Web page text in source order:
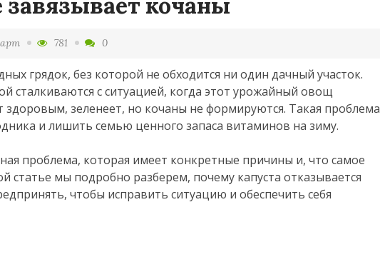
781 0
грядок, без которой не обходится ни один дачный участок.
сталкиваются с ситуацией, когда этот урожайный овощ
здоровым, зеленеет, но кочаны не формируются. Такая проблема
и лишить семью ценного запаса витаминов на зиму.
проблема, которая имеет конкретные причины и, что самое
статье мы подробно разберем, почему капуста отказывается
чтобы исправить ситуацию и обеспечить себя